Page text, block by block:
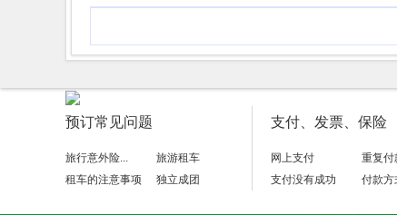
预订常见问题
旅行意外险...
旅游租车
租车的注意事项
独立成团
支付、发票、保险
网上支付
重复付
支付没有成功
付款方